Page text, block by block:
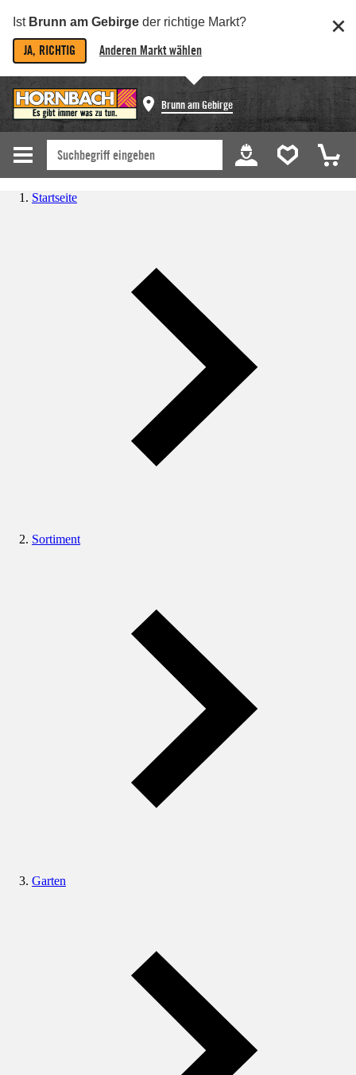
Ist Brunn am Gebirge der richtige Markt?
JA, RICHTIG Anderen Markt wählen
Brunn am Gebirge
Startseite
Sortiment
Garten